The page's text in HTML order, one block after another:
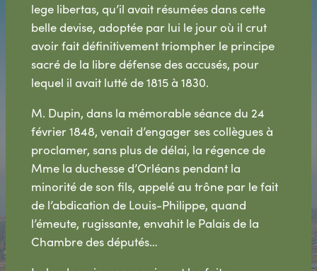
lege libertas, qu’il avait résumées dans cette
belle devise, adoptée par lui le jour où il crut
avoir fait définitivement triompher le principe
sacré de la libre défense des accusés, pour
lequel il avait lutté de 1815 à 1830.
M. Dupin, dans la mémorable séance du 24
février 1848, venait d’engager ses collègues à
proclamer, sans plus de délai, la régence de
Mme la duchesse d’Orléans pendant la
minorité de son fils, appelé au trône par le fait
de l’abdication de Louis-Philippe, quand
l’émeute, rugissante, envahit le Palais de la
Chambre des députés…